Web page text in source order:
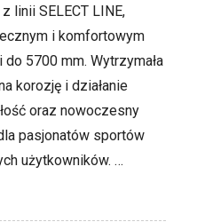
linii SELECT LINE,
i komfortowym
5700 mm. Wytrzymała
korozję i działanie
oraz nowoczesny
pasjonatów sportów
użytkowników. …